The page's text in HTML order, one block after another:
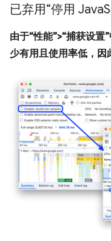
已弃用“停用 Java
由于“性能”>“捕获设
少有用且使用率低，因